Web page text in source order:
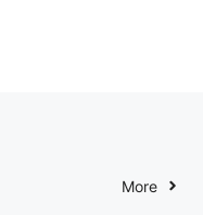
More